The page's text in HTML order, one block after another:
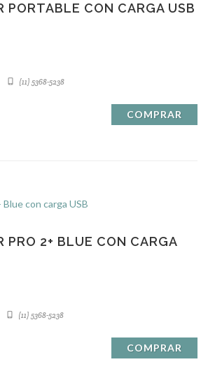
PORTABLE CON CARGA USB
(11) 5368-5238
COMPRAR
PRO 2+ BLUE CON CARGA
(11) 5368-5238
COMPRAR